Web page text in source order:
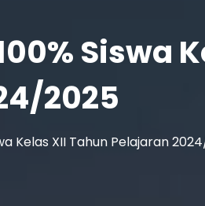
Siswa
2025
Kelas XII Tahun Pelajaran